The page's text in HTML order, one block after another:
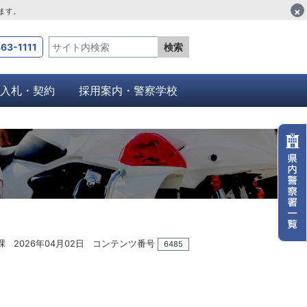
1111 検索
。 ×
入札・契約 採用案内・警察学校
2026年04月02日 コンテンツ番号 6485